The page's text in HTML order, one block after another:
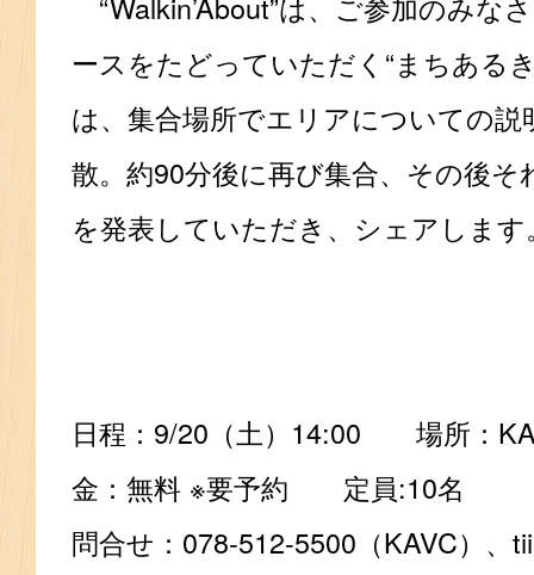
ースをたどっていただく“まちある
は、集合場所でエリアについての
散。約90分後に再び集合、その後
を発表していただき、シェアします
日程：9/20（土）14:00 場所：
金：無料 ※要予約 定員:10名
問合せ：078-512-5500（KAVC）